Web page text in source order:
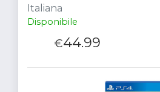
Italiana
Disponibile
€44.99